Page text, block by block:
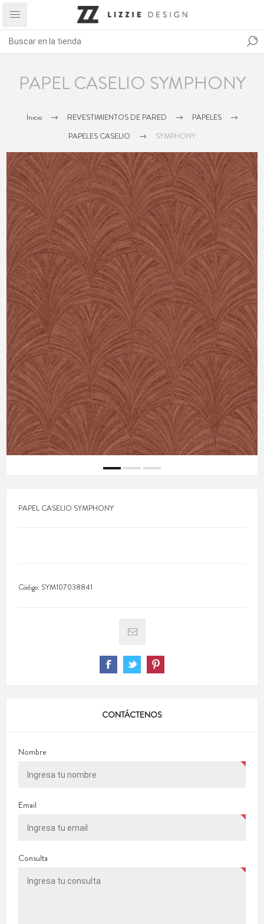
PAPEL CASELIO SYMPHONY
Inicio REVESTIMIENTOS DE PARED
PAPELES
PAPELES CASELIO
SYMPHONY
PAPEL CASELIO SYMPHONY
Código: SYM107038841
CONTÁCTENOS
Nombre
Email
Consulta